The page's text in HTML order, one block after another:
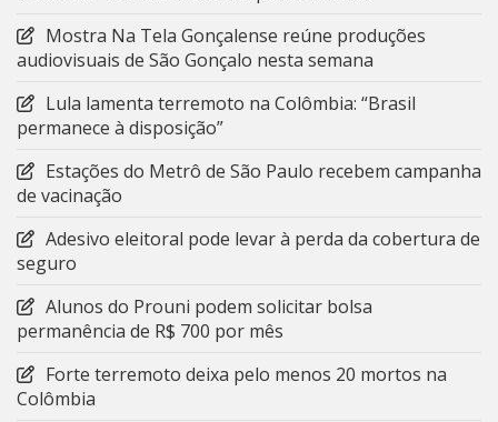
Mostra Na Tela Gonçalense reúne produções
audiovisuais de São Gonçalo nesta semana
Lula lamenta terremoto na Colômbia: “Brasil
permanece à disposição”
Estações do Metrô de São Paulo recebem campanha
de vacinação
Adesivo eleitoral pode levar à perda da cobertura de
seguro
Alunos do Prouni podem solicitar bolsa
permanência de R$ 700 por mês
Forte terremoto deixa pelo menos 20 mortos na
Colômbia